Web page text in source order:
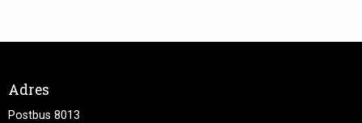
Adres
Postbus 8013